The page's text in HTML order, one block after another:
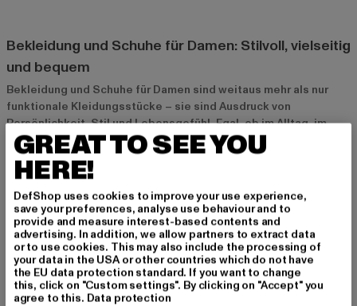
Bekleidung und Schuhe für Damen: Stilvoll, vielseitig
und bequem
Bekleidung und Schuhe für Damen sind weitaus mehr als nur
funktionale Kleidungsstücke – sie sind Ausdruck von
Persönlichkeit, Stil und Lebensgefühl. Egal, ob im Alltag, im
Büro oder bei besonderen Anlässen – die richtige Kombination
aus Bekleidung und Schuhen sorgt dafür, dass du dich in jeder
Situation selbstbewusst und wohl fühlst. Von eleganten Looks
bis hin zu sportlich-lässigen Outfits bietet die Damenmode
unzählige Möglichkeiten, um Stil und Komfort zu vereinen.
Warum Bekleidung und Schuhe für Damen
unverzichtbar sind
Gut abgestimmte Bekleidung und Schuhe sind unverzichtbar,
GREAT TO SEE YOU
HERE!
DefShop uses cookies to improve your use experience,
save your preferences, analyse use behaviour and to
provide and measure interest-based contents and
advertising. In addition, we allow partners to extract data
or to use cookies. This may also include the processing of
your data in the USA or other countries which do not have
the EU data protection standard. If you want to change
this, click on "Custom settings". By clicking on "Accept" you
agree to this. Data protection